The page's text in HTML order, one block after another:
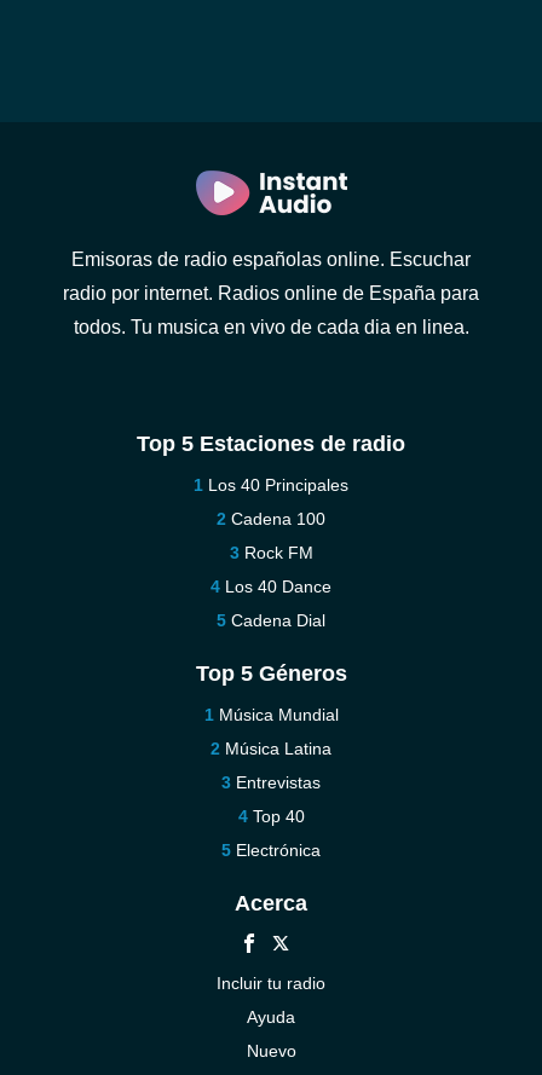
Emisoras de radio españolas online. Escuchar
radio por internet. Radios online de España para
todos. Tu musica en vivo de cada dia en linea.
Top 5 Estaciones de radio
Los 40 Principales
Cadena 100
Rock FM
Los 40 Dance
Cadena Dial
Top 5 Géneros
Música Mundial
Música Latina
Entrevistas
Top 40
Electrónica
Acerca
Incluir tu radio
Ayuda
Nuevo